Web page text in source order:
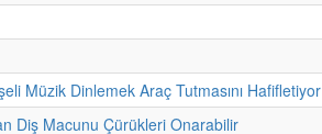
Müzik Dinlemek Araç Tutmasını Hafifletiyor
Diş Macunu Çürükleri Onarabilir